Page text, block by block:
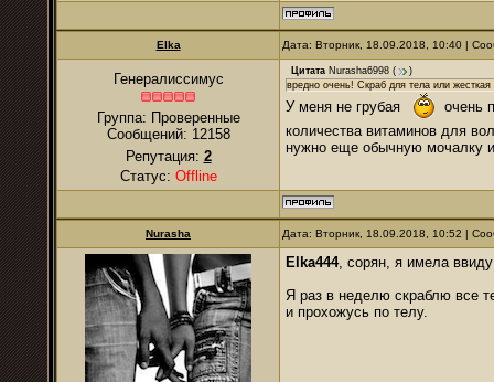
Elka Дата: Вторник, 18.09.2018, 10:40 |
Генералиссимус
Группа: Проверенные
Сообщений: 12158
Репутация: 2
Статус: Offline
Цитата Nurasha6998 (
)
вредно очень! Скраб для тела или
У меня не грубая
очень
количества витаминов для
нужно еще обычную мочалку
Nurаsha Дата: Вторник, 18.09.2018, 10:52 |
Elka444, сорян, я имела
Я раз в неделю скраблю все
и прохожусь по телу.